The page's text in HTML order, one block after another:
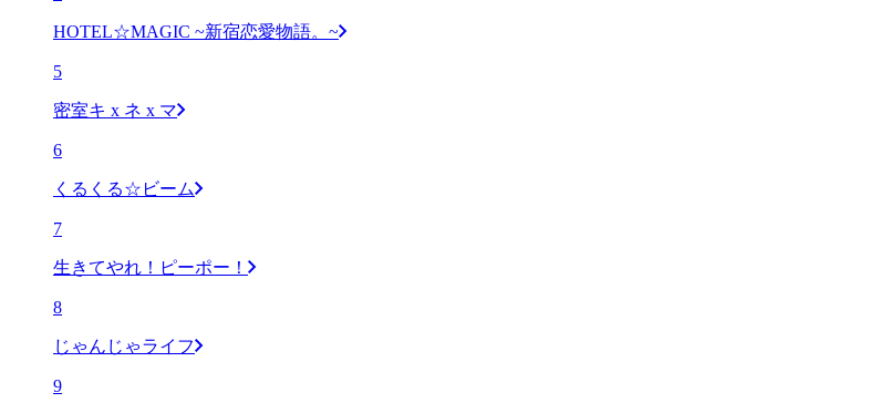
HOTEL☆MAGIC ~新宿恋愛物語。~
5
密室キ x ネ x マ
6
くるくる☆ビーム
7
生きてやれ！ピーポー！
8
じゃんじゃライフ
9